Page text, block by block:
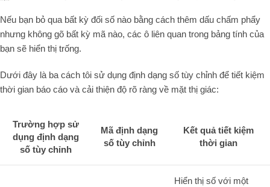
Nếu bạn bỏ qua bất kỳ đối số nào bằng cách thêm dấu chấm phẩy
nhưng không gõ bất kỳ mã nào, các ô liên quan trong bảng tính của
bạn sẽ hiển thị trống.
Dưới đây là ba cách tôi sử dụng định dạng số tùy chỉnh để tiết kiệm
thời gian báo cáo và cải thiện độ rõ ràng về mặt thị giác:
Trường hợp sử
dụng định dạng
số tùy chỉnh
Mã định dạng
số tùy chỉnh
Kết quả tiết kiệm
thời gian
Hiển thị số với một